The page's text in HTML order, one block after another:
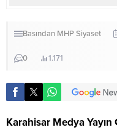
Basından MHPSiyaset
0 1.171
Karahisar Medya